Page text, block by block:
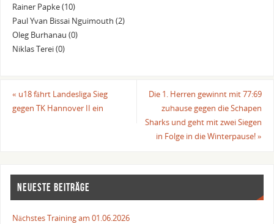
Rainer Papke (10)
Paul Yvan Bissai Nguimouth (2)
Oleg Burhanau (0)
Niklas Terei (0)
« u18 fährt Landesliga Sieg
gegen TK Hannover II ein
Die 1. Herren gewinnt mit 77:69
zuhause gegen die Schapen
Sharks und geht mit zwei Siegen
in Folge in die Winterpause!»
NEUESTE BEITRÄGE
Nächstes Training am 01.06.2026